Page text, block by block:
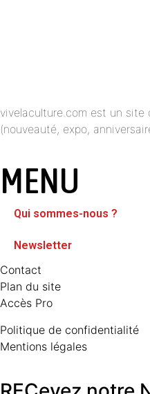
vivelaculture.com est un site
(nouveauté, expo,
MENU
Qui sommes-nous ?
Newsletter
Contact
Plan du site
Accès Pro
Politique de confidentialité
Mentions légales